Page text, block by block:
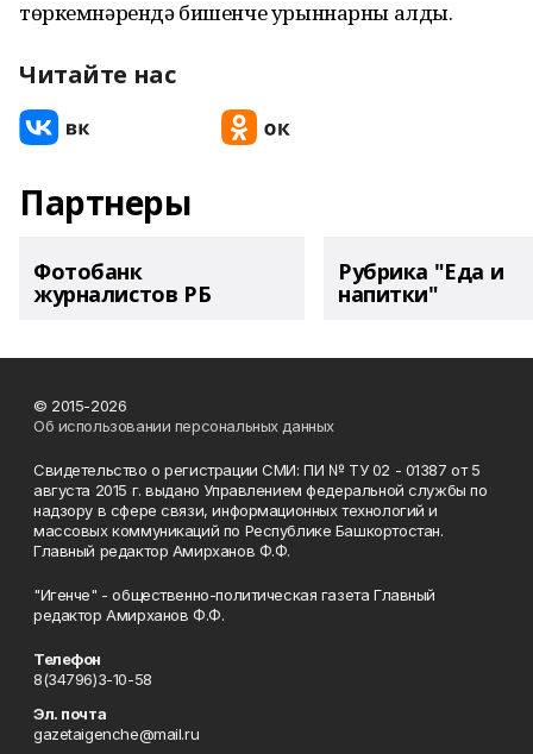
төркемнәрендә бишенче урыннарны алды.
Читайте нас
Партнеры
Фотобанк
журналистов РБ
Рубрика "Еда и
напитки"
© 2015-2026
Об использовании персональных данных
Свидетельство о регистрации СМИ: ПИ № ТУ 02 - 01387 от 5
августа 2015 г. выдано Управлением федеральной службы по
надзору в сфере связи, информационных технологий и
массовых коммуникаций по Республике Башкортостан.
Главный редактор Амирханов Ф.Ф.
"Игенче" - общественно-политическая газета Главный
редактор Амирханов Ф.Ф.
Телефон
8(34796)3-10-58
Эл. почта
gazetaigenche@mail.ru